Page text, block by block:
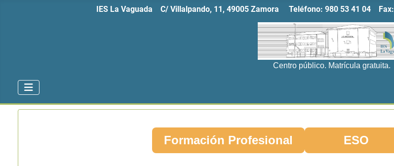
IES La Vaguada C/ Villalpando, 11, 49005 Zamora Teléfono: 980 53 41 04 Fax:
Centro público. Matrícula gratuita.
Formación Profesional ESO